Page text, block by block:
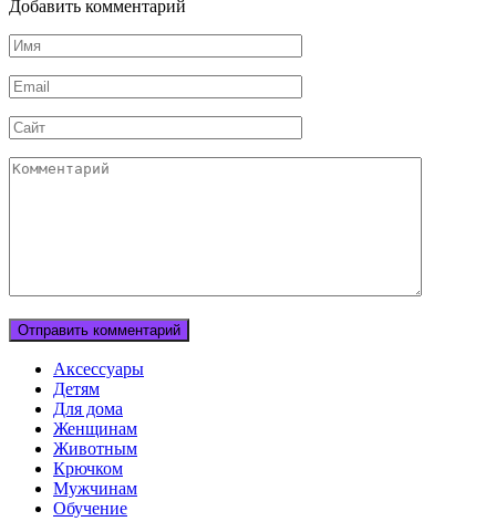
Добавить комментарий
Имя
Email
Сайт
Комментарий
Аксессуары
Детям
Для дома
Женщинам
Животным
Крючком
Мужчинам
Обучение